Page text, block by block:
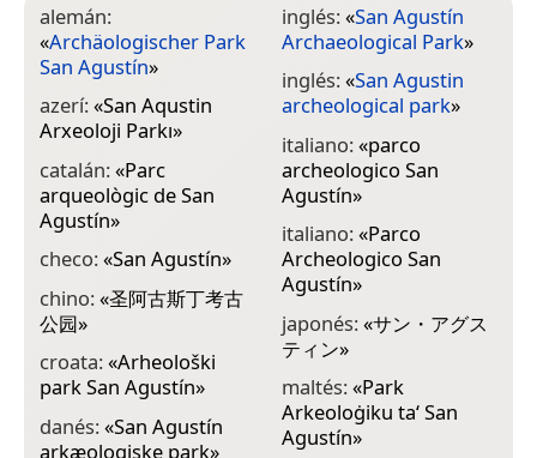
alemán:
«Archäologischer Park
San Agustín»
azerí:«San Aqustin
Arxeoloji Parkı»
catalán:«Parc
arqueològic de San
Agustín»
checo:«San Agustín»
chino:«圣阿古斯丁考古
公园»
croata:«Arheološki
park San Agustín»
danés:«San Agustín
arkæologiske park»
inglés:«San Agustín
Archaeological Park»
inglés:«San Agustin
archeological park»
italiano:«parco
archeologico San
Agustín»
italiano:«Parco
Archeologico San
Agustín»
japonés:«サン・アグス
ティン»
maltés:«Park
Arkeoloġiku ta‘ San
Agustín»